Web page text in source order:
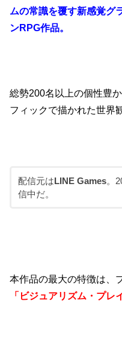
ムの常識を覆す新感覚グ
ンRPG作品。
総勢200名以上の個性豊
フィックで描かれた世界
配信元は LINE Games。
信中だ。
本作品の最大の特徴は、
「ビジュアリズム・プレ